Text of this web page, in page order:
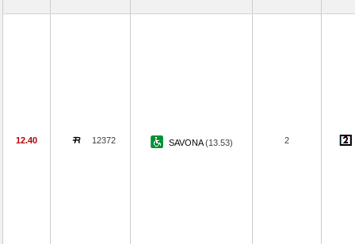
12.40 12372 SAVONA(13.53) 2